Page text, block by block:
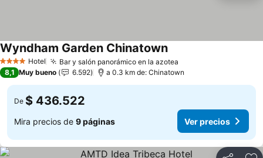
4 EstrellasHotel Bar y salón panorámico en la azotea
Wyndham Garden Chinatown
8,1 Muy bueno 6.592 a 0.3 km de: Chinatown
De $ 436.522
Mira precios de 9 páginas Ver precios